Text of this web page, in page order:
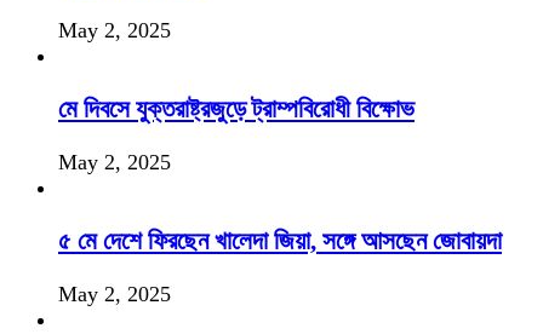
May 2, 2025
মে দিবসে যুক্তরাষ্ট্রজুড়ে ট্রাম্পবিরোধী বিক্ষোভ
May 2, 2025
৫ মে দেশে ফিরছেন খালেদা জিয়া, সঙ্গে আসছেন জোবায়দা
May 2, 2025